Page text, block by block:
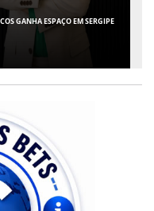
O DEPUTADO ALFREDO GASPAR COMO